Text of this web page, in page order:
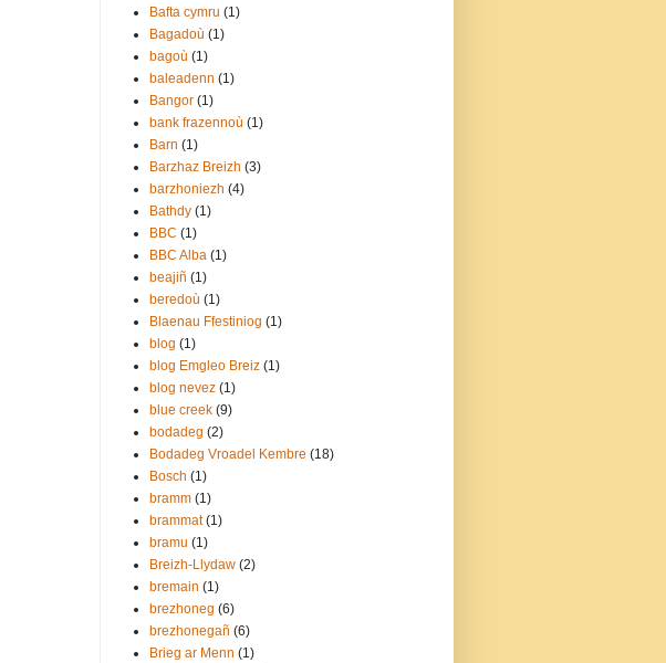
Bafta cymru (1)
Bagadoù (1)
bagoù (1)
baleadenn (1)
Bangor (1)
bank frazennoù (1)
Barn (1)
Barzhaz Breizh (3)
barzhoniezh (4)
Bathdy (1)
BBC (1)
BBC Alba (1)
beajiñ (1)
beredoù (1)
Blaenau Ffestiniog (1)
blog (1)
blog Emgleo Breiz (1)
blog nevez (1)
blue creek (9)
bodadeg (2)
Bodadeg Vroadel Kembre (18)
Bosch (1)
bramm (1)
brammat (1)
bramu (1)
Breizh-Llydaw (2)
bremain (1)
brezhoneg (6)
brezhonegañ (6)
Brieg ar Menn (1)